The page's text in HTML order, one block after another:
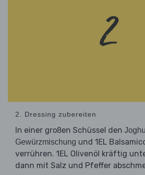
2. Dressing zubereiten
In einer großen Schüssel den
Gewürzmischung und 1EL
verrühren. 1EL Olivenöl kräftig
dann mit Salz und Pfeffer